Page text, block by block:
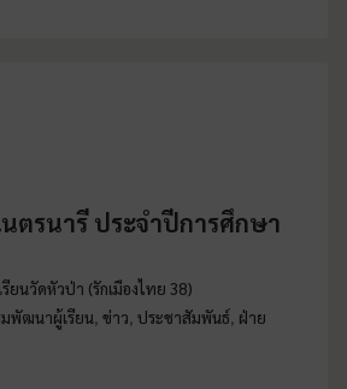
นตรนารี ประจำปีการศึกษา
ยนวัดหัวป่า (รักเมืองไทย 38)
มพัฒนาผู้เรียน, ข่าว, ประชาสัมพันธ์, ฝ่าย